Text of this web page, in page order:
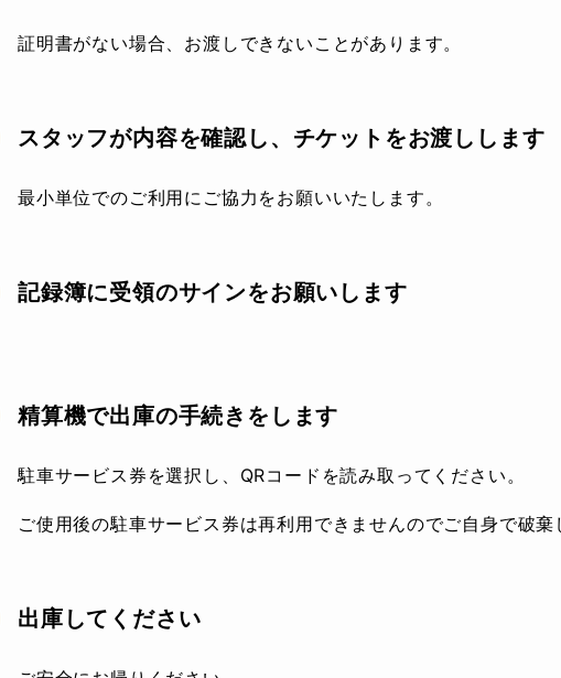
証明書がない場合、お渡しできないことがあります。
スタッフが内容を確認し、チケットをお渡しします
最小単位でのご利用にご協力をお願いいたします。
記録簿に受領のサインをお願いします
精算機で出庫の手続きをします
駐車サービス券を選択し、QRコードを読み取ってください。
ご使用後の駐車サービス券は再利用できませんのでご自身で破棄
出庫してください